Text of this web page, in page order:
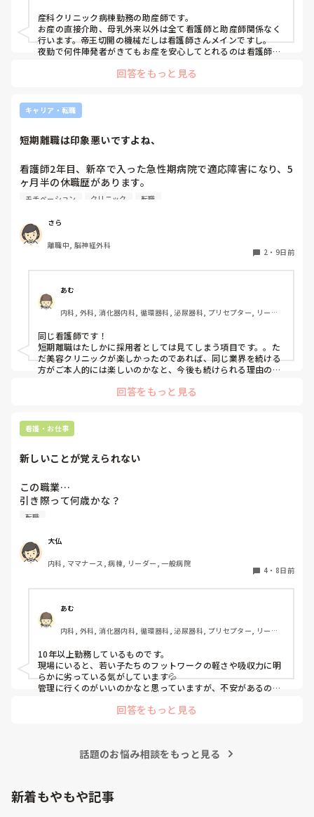
よろしくお願いいたします。
産科クリニック病棟勤務の助産師です。
お産の直接介助、母乳外来以外は全て看護師と助産師関係なく
行います。帝王切開の機械だしは看護師さんメインですし。
夜勤で何件陣発者がきてもお産を安心してとれるのは看護師さ
回答をもっと見る
キャリア・転職
短期離職は印象悪いですよね、
看護師2年目、新卒で入った急性期病院で適応障害になり、5
ヶ月半の休職歴があります。
くあり、そんな中内定をくださった病院様の内定を承諾しま
した。9月入職です。
しかし、お給料を計算したところ時給が学生時代にしていた
そして入職までと思い、美容クリニックで単発バイトをして
います。そこがとても楽しく、職員の方からも「うちに来て
ほしかった」と言っていただけます。
そう言ってもらえたことで雇ってもらえる確証があるわけで
はないのもわかっています。
短期離職を考えつつ、単発バイトをしている美容クリニック
みなさまなら、病棟で勤務を続けるか、美容クリニックに行
くかご意見をいただければと思います。
長文失礼しました。
モチベーション クリニック 転職
さら
離職中, 脳神経外科
2 ・ 9日前
あむ
内科, 外科, 消化器内科, 循環器科, 泌尿器科, プリセプター, リーダ
同じ看護師です！
短期離職はたしかに採用者としては見てしまう項目です。。た
だ美容クリニックが楽しかったのであれば、同じ業界を続ける
方がご本人的には楽しいのかなと、今後も続けられる理由の一
回答をもっと見る
看護・お仕事
新しいことが覚えられない
この職業…
引き際って何歳かな？
年齢を重ねるうちに、若い頃みたいに覚えられなくなった
ってないかと最近すごく感じます。大きなアクシデントを起
こす前に、そろそろ転職しようかと？思うことがあります。
子どもと同じ歳くらいのスタッフに色々と教わったりと…
足を引っ張ってるんじゃないかなぁ?と、感じます。如何思
いますか?
転職
大仏
内科, ママナース, 病棟, リーダー, 一般病院
4 ・ 8日前
あむ
内科, 外科, 消化器内科, 循環器科, 泌尿器科, プリセプター, リーダ
10年以上勤務しているものです。
現場にいると、若い子たちのフットワークの軽さや吸収力に明
らかに劣っている気がしています💦
管理に行くのがいいのかなと思っていますが、不安があるので
回答をもっと見る
話題のお悩み相談をもっと見る
新着もやもや記事